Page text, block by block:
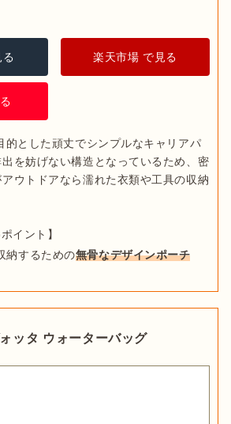
楽天市場 で見る
を妨げない構造となっているため、密
ウトドアなら濡れた衣類や工具の収納
納するための無骨なデザインポーチ
ッタ ウォーターバッグ